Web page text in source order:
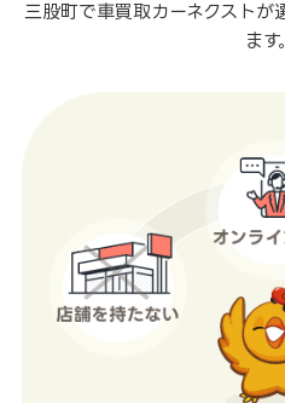
三股町で車買取カーネクストが
ます。